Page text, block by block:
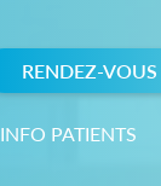
RENDEZ-VOUS
INFO PATIENTS